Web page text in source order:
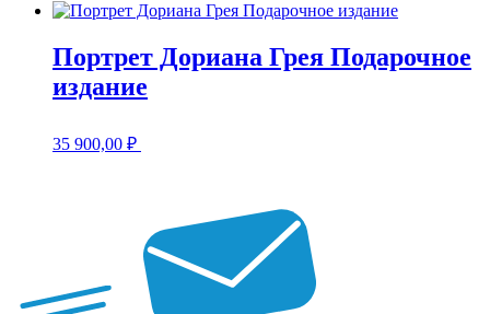
Портрет Дориана Грея Подарочное
издание
35 900,00 ₽